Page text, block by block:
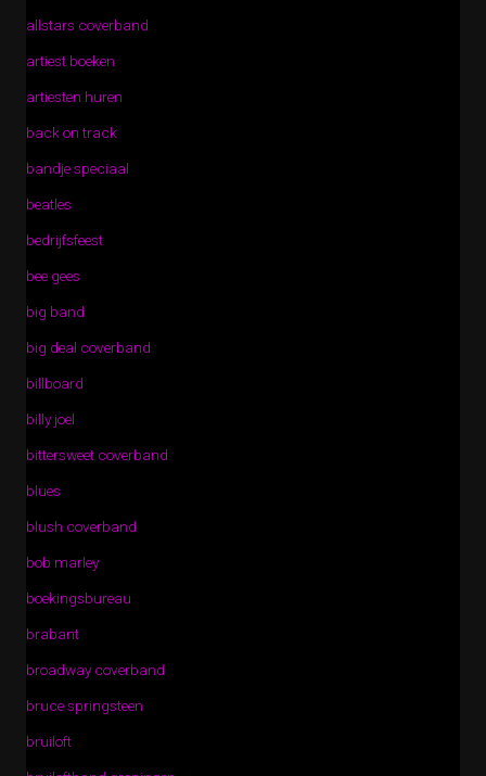
allstars coverband
artiest boeken
artiesten huren
back on track
bandje speciaal
beatles
bedrijfsfeest
bee gees
big band
big deal coverband
billboard
billy joel
bittersweet coverband
blues
blush coverband
bob marley
boekingsbureau
brabant
broadway coverband
bruce springsteen
bruiloft